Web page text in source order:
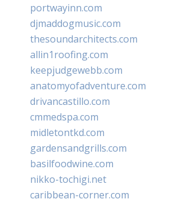
portwayinn.com
djmaddogmusic.com
thesoundarchitects.com
allin1roofing.com
keepjudgewebb.com
anatomyofadventure.com
drivancastillo.com
cmmedspa.com
midletontkd.com
gardensandgrills.com
basilfoodwine.com
nikko-tochigi.net
caribbean-corner.com